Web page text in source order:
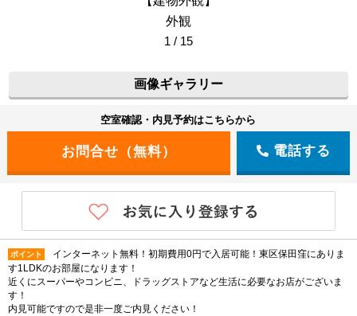
外観
1 / 15
画像ギャラリー
空室確認・内見予約はこちらから
電話する
ポイント
インターネット無料！初期費用0円で入居可能！東区保田窪にありま
す1LDKのお部屋になります！
近くにスーパーやコンビニ、ドラッグストアなど生活に必要なお店がございま
す！
内見可能ですので是非一度ご内見ください！